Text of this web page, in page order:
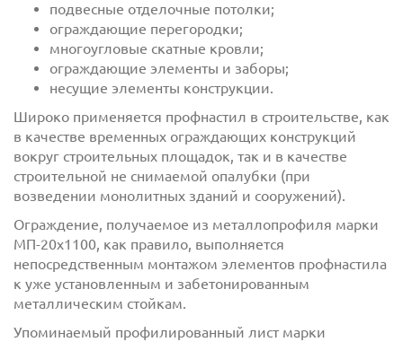
Отправить
подвесные отделочные потолки;
ограждающие перегородки;
многоугловые скатные кровли;
ограждающие элементы и заборы;
несущие элементы конструкции.
Широко применяется профнастил в строительстве, как
в качестве временных ограждающих конструкций
вокруг строительных площадок, так и в качестве
строительной не снимаемой опалубки (при
возведении монолитных зданий и сооружений).
Ограждение, получаемое из металлопрофиля марки
МП-20х1100, как правило, выполняется
непосредственным монтажом элементов профнастила
к уже установленным и забетонированным
металлическим стойкам.
Упоминаемый профилированный лист марки